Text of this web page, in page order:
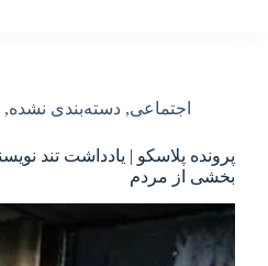
اجتماعی, دسته‌بندی نشده,
بخشی از مردم